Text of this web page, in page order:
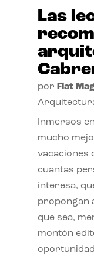
Las
por Flat
Inmersos
mucho
vacaciones
cuantas
interesa,
propongan
que sea,
montón